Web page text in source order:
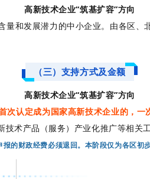
高新技术企业“筑基扩容”方向
和发展潜力的中小企业。由各区
（三）支持方式及金额
高新技术企业“筑基扩容”方向
次认定成为国家高新技术企业的，
术产品（服务）产业化推广等相关工
财政经费必须退回。本阶段仅为各区初